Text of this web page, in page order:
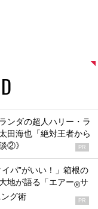
ンダの超人ハリー・ラ
田海也「絶対王者から
②》
PR
イパ”がいい！」箱根の
地が語る「エアー®サ
ング術 PR